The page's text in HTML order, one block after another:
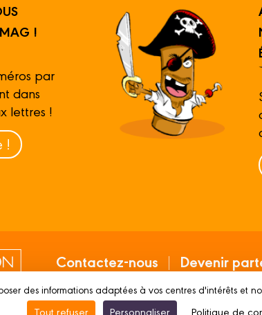
!
par
dans
lettres !
!
Contactez-nous Devenir
Mentions légales Conditions
des informations adaptées à vos centres d'intérêts et
Tout refuser
Personnaliser Politique de